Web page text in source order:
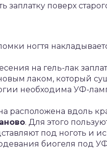
заплатку поверх
ногтя
на гель-лак
лаком, который
необходима УФ-
расположена вдоль
. Для этого
под ноготь и
биогеля под